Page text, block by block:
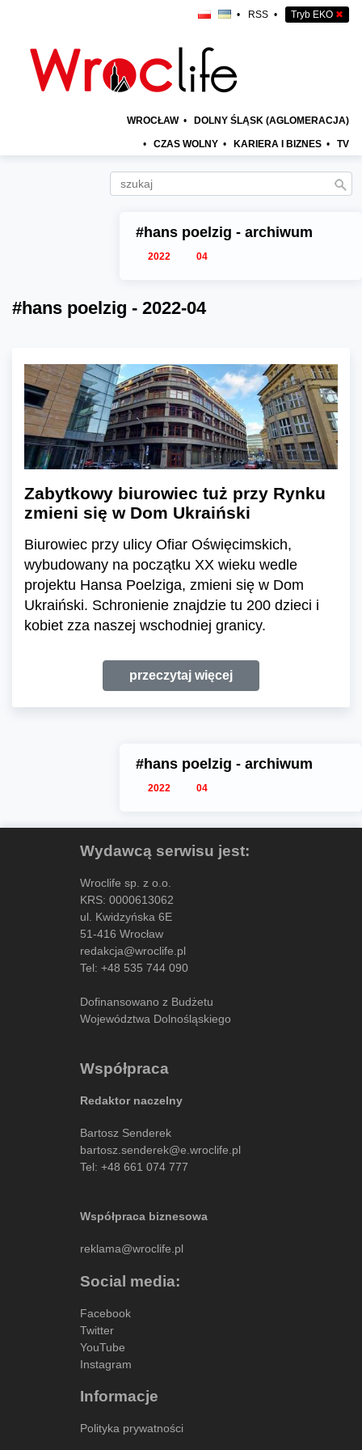
• RSS • Tryb EKO ✖
WROCŁAW • DOLNY ŚLĄSK (AGLOMERACJA)
• CZAS WOLNY • KARIERA I BIZNES • TV
#hans poelzig - archiwum
2022 04
#hans poelzig - 2022-04
Zabytkowy biurowiec tuż przy Rynku
zmieni się w Dom Ukraiński
Biurowiec przy ulicy Ofiar Oświęcimskich,
wybudowany na początku XX wieku wedle
projektu Hansa Poelziga, zmieni się w Dom
Ukraiński. Schronienie znajdzie tu 200 dzieci i
kobiet zza naszej wschodniej granicy.
przeczytaj więcej
#hans poelzig - archiwum
2022 04
Wydawcą serwisu jest:
Wroclife sp. z o.o.
KRS: 0000613062
ul. Kwidzyńska 6E
51-416 Wrocław
redakcja@wroclife.pl
Tel: +48 535 744 090
Dofinansowano z Budżetu
Województwa Dolnośląskiego
Współpraca
Redaktor naczelny
Bartosz Senderek
bartosz.senderek@e.wroclife.pl
Tel: +48 661 074 777
Współpraca biznesowa
reklama@wroclife.pl
Social media:
Facebook
Twitter
YouTube
Instagram
Informacje
Polityka prywatności